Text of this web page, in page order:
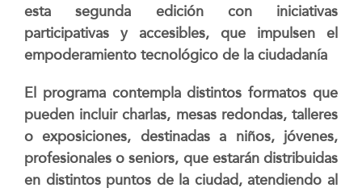
esta segunda edición con iniciativas
participativas y accesibles, que impulsen el
empoderamiento tecnológico de la ciudadanía
El programa contempla distintos formatos que
pueden incluir charlas, mesas redondas, talleres
o exposiciones, destinadas a niños, jóvenes,
profesionales o seniors, que estarán distribuidas
en distintos puntos de la ciudad, atendiendo al